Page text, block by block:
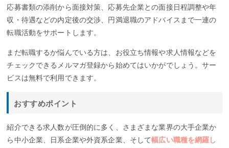
応募書類の添削から面接対策、応募先企業との面接日程調整や年
収・待遇などの内定後の交渉、円満退職のアドバイスまで一連の
転職活動をサポートします。
まだ転職するか悩んでいる方は、お役立ち情報や求人情報などを
チェックできるメルマガ登録から始めてはいかがでしょう。サー
ビスは無料で利用できます。
おすすめポイント
紹介できる求人数が圧倒的に多く、さまざまな業界の大手企業か
ら中小企業、日系企業や外資系企業、そして幅広い職種を網羅し